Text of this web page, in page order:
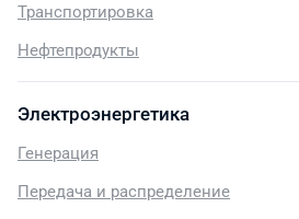
Транспортировка
Нефтепродукты
Электроэнергетика
Генерация
Передача и распределение